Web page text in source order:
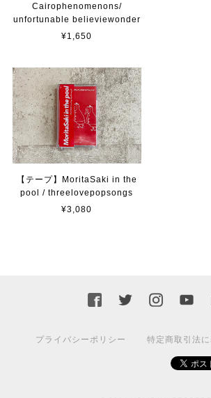
Cairophenomenons/
unfortunable believiewonder
¥1,650
【テープ】MoritaSaki in the
pool / threelovepopsongs
¥3,080
プライバシーポリシー 特定商取引法